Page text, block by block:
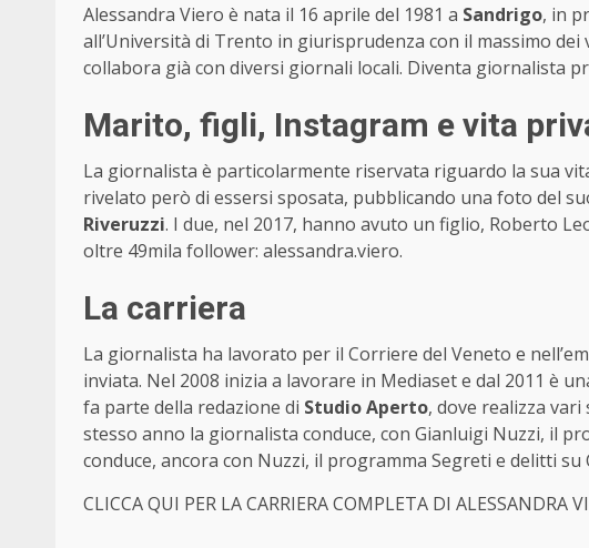
Alessandra Viero è nata il 16 aprile del 1981 a Sandrigo, in
all’Università di Trento in giurisprudenza con il massimo
collabora già con diversi giornali locali. Diventa giornalista
Marito, figli, Instagram e vita
La giornalista è particolarmente riservata riguardo la sua
rivelato però di essersi sposata, pubblicando una foto del
Riveruzzi. I due, nel 2017, hanno avuto un figlio, Roberto
oltre 49mila follower: alessandra.viero.
La carriera
La giornalista ha lavorato per il Corriere del Veneto e
inviata. Nel 2008 inizia a lavorare in Mediaset e dal 2011 è
fa parte della redazione di Studio Aperto, dove realizza vari
stesso anno la giornalista conduce, con Gianluigi Nuzzi, il
conduce, ancora con Nuzzi, il programma Segreti e delitti su
CLICCA QUI PER LA CARRIERA COMPLETA DI ALESSANDRA